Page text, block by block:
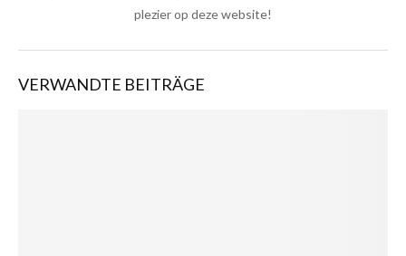
plezier op deze website!
VERWANDTE BEITRÄGE